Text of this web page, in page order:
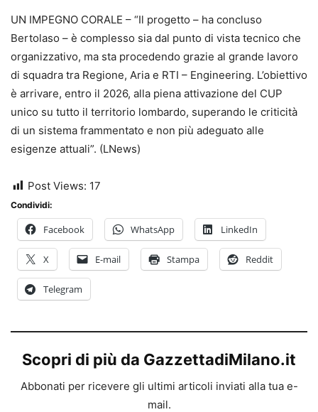
UN IMPEGNO CORALE – “Il progetto – ha concluso
Bertolaso – è complesso sia dal punto di vista tecnico che
organizzativo, ma sta procedendo grazie al grande lavoro
di squadra tra Regione, Aria e RTI – Engineering. L’obiettivo
è arrivare, entro il 2026, alla piena attivazione del CUP
unico su tutto il territorio lombardo, superando le criticità
di un sistema frammentato e non più adeguato alle
esigenze attuali”. (LNews)
Post Views: 17
Condividi:
Facebook WhatsApp LinkedIn
X E-mail Stampa Reddit
Telegram
Scopri di più da GazzettadiMilano.it
Abbonati per ricevere gli ultimi articoli inviati alla tua e-
mail.